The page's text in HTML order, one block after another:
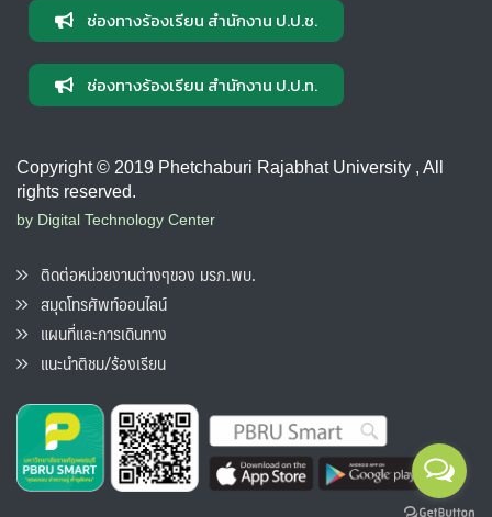
ช่องทางร้องเรียน สำนักงาน ป.ป.ช.
ช่องทางร้องเรียน สำนักงาน ป.ป.ท.
Copyright © 2019 Phetchaburi Rajabhat University , All
rights reserved.
by Digital Technology Center
ติดต่อหน่วยงานต่างๆของ มรภ.พบ.
สมุดโทรศัพท์ออนไลน์
แผนที่และการเดินทาง
แนะนำติชม/ร้องเรียน